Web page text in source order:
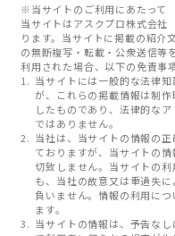
※当サイトのご利用にあたって
当サイトはアスクプロ株式会社
ります。当サイトに掲載の紹介
の無断複写・転載・公衆送信等
利用された場合、以下の免責事
当サイトには一般的な法律
が、これらの掲載情報は制
したものであり、法律的な
ではありません。
当社は、当サイトの情報の
ておりますが、当サイトの
切致しません。当サイトの
も、当社の故意又は重過失
負いません。情報の利用に
ます。
当サイトの情報は、予告な